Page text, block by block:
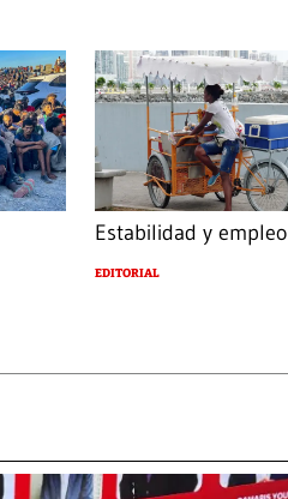
Estabilidad y empleo
EDITORIAL